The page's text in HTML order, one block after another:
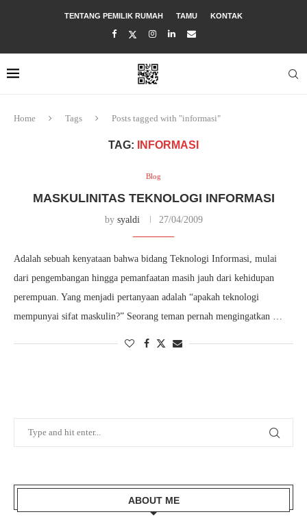
TENTANG PEMILIK RUMAH TAMU KONTAK
Home Tags Posts tagged with "informasi"
TAG: INFORMASI
Blog
MASKULINITAS TEKNOLOGI INFORMASI
by syaldi 27/04/2009
Adalah sebuah kenyataan bahwa bidang Teknologi Informasi, mulai
dari pengembangan hingga pemanfaatan masih jauh dari kehidupan
perempuan. Yang menjadi pertanyaan adalah “apakah teknologi
mempunyai sifat maskulin?” Seorang teman pernah mengingatkan …
ABOUT ME